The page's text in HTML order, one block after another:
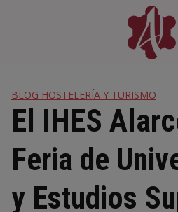
BLOG HOSTELERÍA Y TURISMO
El IHES
Feria de
y Estudios